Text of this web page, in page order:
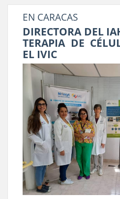
EN CARACAS
DIRECTORA DEL
TERAPIA DE
EL IVIC